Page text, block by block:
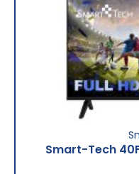
Smart-Tech